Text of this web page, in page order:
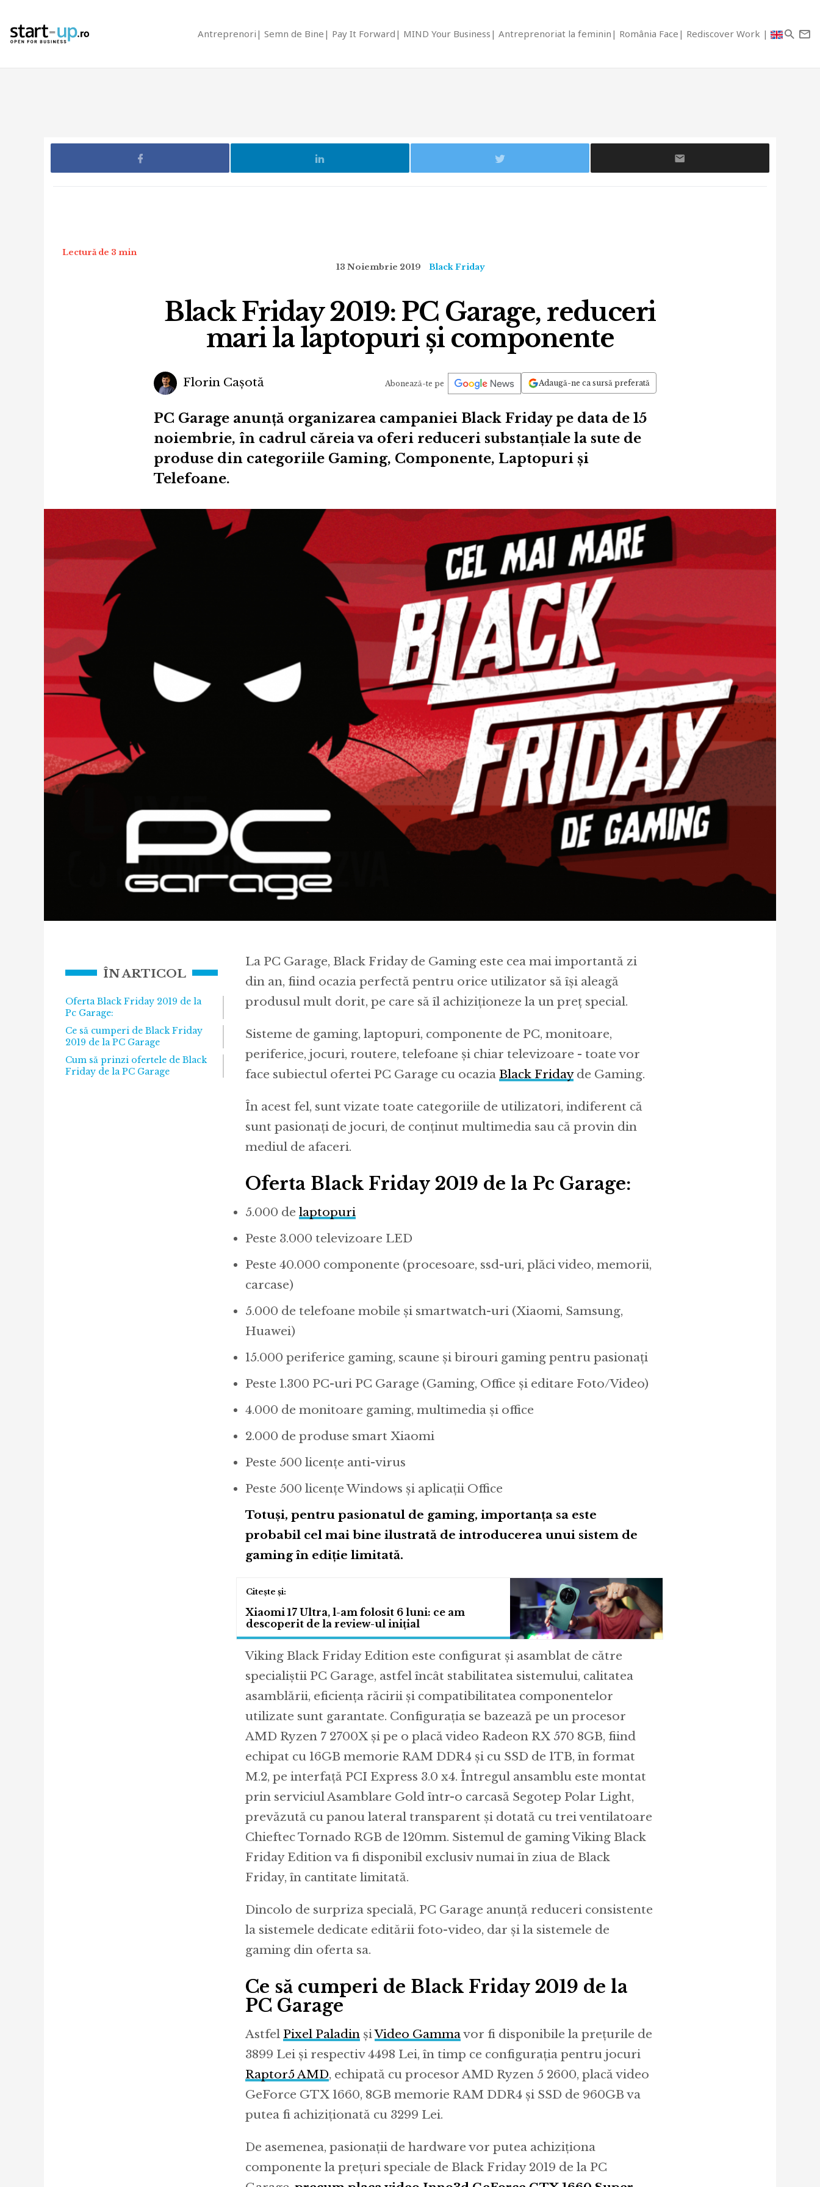
Antreprenori Semn de Bine Pay It Forward MIND Your Business Antreprenoriat la feminin România Face Rediscover Work
Lectură de 3 min
13 Noiembrie 2019
Black Friday
Black Friday 2019: PC Garage, reduceri
mari la laptopuri și componente
Florin Cașotă Abonează-te pe Adaugă-ne ca sursă preferată
PC Garage anunță organizarea campaniei Black Friday pe data de 15
noiembrie, în cadrul căreia va oferi reduceri substanțiale la sute de
produse din categoriile Gaming, Componente, Laptopuri și
Telefoane.
ÎN ARTICOL
Oferta Black Friday 2019 de la
Pc Garage:
Ce să cumperi de Black Friday
2019 de la PC Garage
Cum să prinzi ofertele de Black
Friday de la PC Garage
La PC Garage, Black Friday de Gaming este cea mai importantă zi
din an, fiind ocazia perfectă pentru orice utilizator să își aleagă
produsul mult dorit, pe care să îl achiziționeze la un preț special.
Sisteme de gaming, laptopuri, componente de PC, monitoare,
periferice, jocuri, routere, telefoane și chiar televizoare - toate vor
face subiectul ofertei PC Garage cu ocazia Black Fridayde Gaming.
În acest fel, sunt vizate toate categoriile de utilizatori, indiferent că
sunt pasionați de jocuri, de conținut multimedia sau că provin din
mediul de afaceri.
Oferta Black Friday 2019 de la Pc Garage:
5.000 de laptopuri
Peste 3.000 televizoare LED
Peste 40.000 componente (procesoare, ssd-uri, plăci video, memorii,
carcase)
5.000 de telefoane mobile şi smartwatch-uri (Xiaomi, Samsung,
Huawei)
15.000 periferice gaming, scaune şi birouri gaming pentru pasionaţi
Peste 1.300 PC-uri PC Garage (Gaming, Office şi editare Foto/Video)
4.000 de monitoare gaming, multimedia şi office
2.000 de produse smart Xiaomi
Peste 500 licențe anti-virus
Peste 500 licențe Windows și aplicații Office
Totuşi, pentru pasionatul de gaming, importanța sa este
probabil cel mai bine ilustrată de introducerea unui sistem de
gaming în ediție limitată.
Xiaomi 17 Ultra, l-am folosit 6 luni: ce am
descoperit de la review-ul inițial
Viking Black Friday Edition este configurat și asamblat de către
specialiștii PC Garage, astfel încât stabilitatea sistemului, calitatea
asamblării, eficiența răcirii și compatibilitatea componentelor
utilizate sunt garantate. Configurația se bazează pe un procesor
AMD Ryzen 7 2700X și pe o placă video Radeon RX 570 8GB, fiind
echipat cu 16GB memorie RAM DDR4 și cu SSD de 1TB, în format
M.2, pe interfață PCI Express 3.0 x4. Întregul ansamblu este montat
prin serviciul Asamblare Gold într-o carcasă Segotep Polar Light,
prevăzută cu panou lateral transparent și dotată cu trei ventilatoare
Chieftec Tornado RGB de 120mm. Sistemul de gaming Viking Black
Friday Edition va fi disponibil exclusiv numai în ziua de Black
Friday, în cantitate limitată.
Dincolo de surpriza specială, PC Garage anunță reduceri consistente
la sistemele dedicate editării foto-video, dar și la sistemele de
gaming din oferta sa.
Ce să cumperi de Black Friday 2019 de la
PC Garage
Astfel Pixel Paladin șiVideo Gammavor fi disponibile la prețurile de
3899 Lei și respectiv 4498 Lei, în timp ce configurația pentru jocuri
Raptor5 AMD, echipată cu procesor AMD Ryzen 5 2600, placă video
GeForce GTX 1660, 8GB memorie RAM DDR4 și SSD de 960GB va
putea fi achiziționată cu 3299 Lei.
De asemenea, pasionații de hardware vor putea achiziționa
componente la prețuri speciale de Black Friday 2019 de la PC